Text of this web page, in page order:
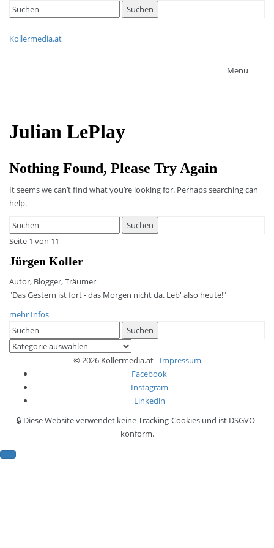
Search
for:
Suchen
Kollermedia.at
Menu
Julian LePlay
Nothing Found, Please Try Again
It seems we can’t find what you’re looking for. Perhaps searching can
help.
Search
for:
Suchen
Seite 1 von 11
Jürgen Koller
Autor, Blogger, Träumer
"Das Gestern ist fort - das Morgen nicht da. Leb' also heute!"
mehr Infos
Search
for:
Suchen
Kategorien
© 2026 Kollermedia.at - Impressum
Facebook
Instagram
Linkedin
🔒 Diese Website verwendet keine Tracking-Cookies und ist DSGVO-
konform.